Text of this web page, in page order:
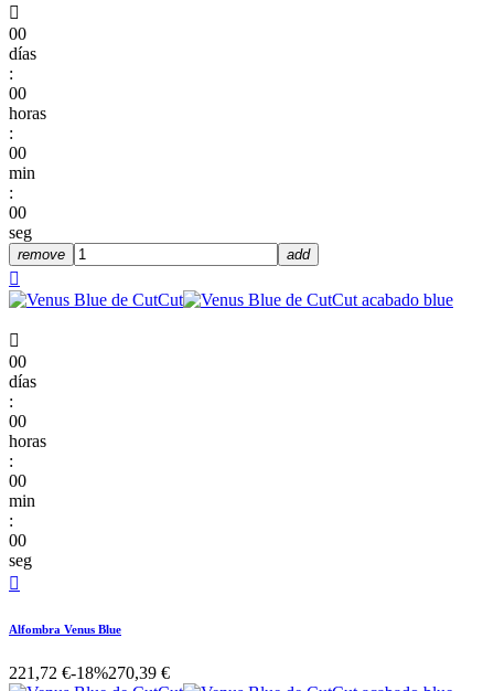

00
días
:
00
horas
:
00
min
:
00
seg
remove add


00
días
:
00
horas
:
00
min
:
00
seg

Alfombra Venus Blue
221,72 €-18%270,39 €